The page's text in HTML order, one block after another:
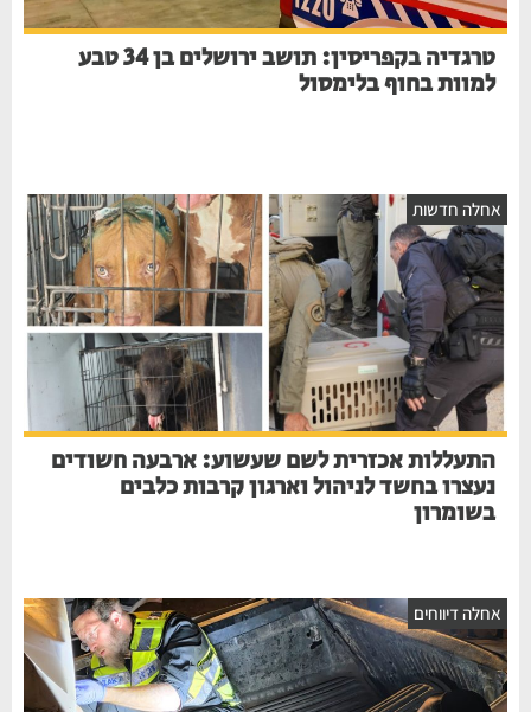
טרגדיה בקפריסין: תושב ירושלים בן 34 טבע
למוות בחוף בלימסול
חדשות
התעללות אכזרית לשם שעשוע: ארבעה חשודים
נעצרו בחשד לניהול וארגון קרבות כלבים
בשומרון
דיווחים